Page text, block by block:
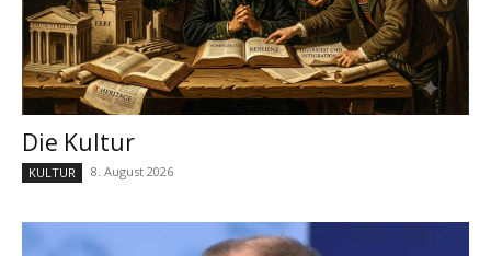
Die Kultur
KULTUR 8. August 2026